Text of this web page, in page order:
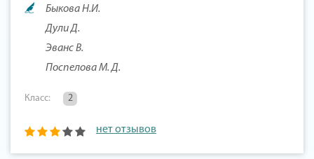
Быкова Н.И.
Дули Д.
Эванс В.
Поспелова М. Д.
Класс: 2
нет отзывов